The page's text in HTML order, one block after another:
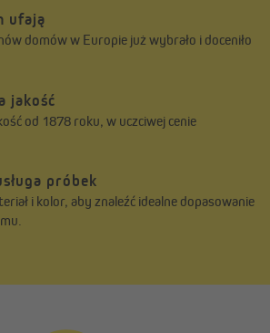
ufają
domów w Europie już wybrało i doceniło
jakość
od 1878 roku, w uczciwej cenie
próbek
i kolor, aby znaleźć idealne dopasowanie